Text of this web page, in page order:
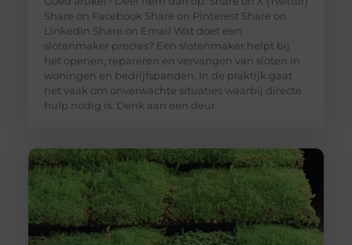
Share on Facebook Share on Pinterest Share on
LinkedIn Share on Email Wat doet een
slotenmaker precies? Een slotenmaker helpt bij
het openen, repareren en vervangen van sloten in
woningen en bedrijfspanden. In de praktijk gaat
het vaak om onverwachte situaties waarbij directe
hulp nodig is. Denk aan een deur